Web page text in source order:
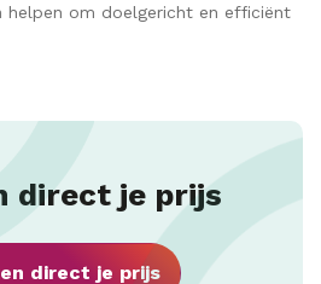
helpen om doelgericht en efficiënt
direct je prijs
direct je prijs